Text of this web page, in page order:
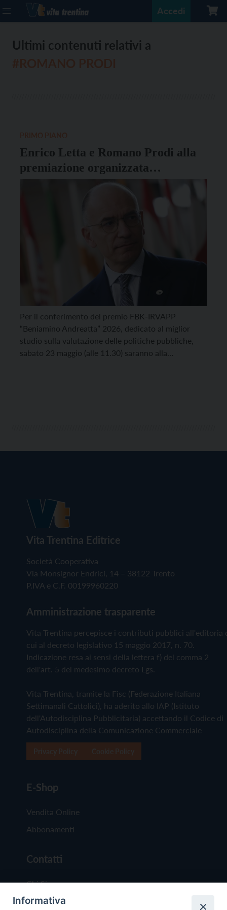
Accedi
Ultimi contenuti relativi a
Enrico Letta e Romano Prodi alla
premiazione organizzata
dall’IRVAPP
Per il conferimento del premio FBK-IRVAPP
“Beniamino Andreatta” 2026, dedicato al miglior
studio sulla valutazione delle politiche pubbliche,
sabato 23 maggio (alle 11.30) saranno alla
Vita Trentina Editrice
Società Cooperativa
Via Monsignor Endrici, 14 – 38122 Trento
P.IVA e C.F. 00199960220
Amministrazione trasparente
Vita Trentina percepisce i contributi pubblici all'editoria
cui al decreto legislativo 15 maggio 2017, n. 70.
Indicazione resa ai sensi della lettera f) del comma 2
dell'art. 5 del medesimo decreto Lgs.
Vita Trentina, tramite la Fisc (Federazione Italiana
Settimanali Cattolici), ha aderito allo IAP (Istituto
dell'Autodisciplina Pubblicitaria) accettando il Codice di
Autodisciplina della Comunicazione Commerciale
E-Shop
Vendita Online
Abbonamenti
Contatti
Chi Siamo
Redazione
Informativa